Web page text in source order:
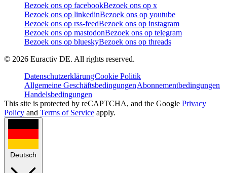
Bezoek ons op facebookBezoek ons op x
Bezoek ons op linkedinBezoek ons op youtube
Bezoek ons op rss-feedBezoek ons op instagram
Bezoek ons op mastodonBezoek ons op telegram
Bezoek ons op blueskyBezoek ons op threads
© 2026 Euractiv DE. All rights reserved.
DatenschutzerklärungCookie Politik
Allgemeine GeschäftsbedingungenAbonnementbedingungen
Handelsbedingungen
This site is protected by reCAPTCHA, and the Google Privacy
Policy and Terms of Service apply.
Deutsch